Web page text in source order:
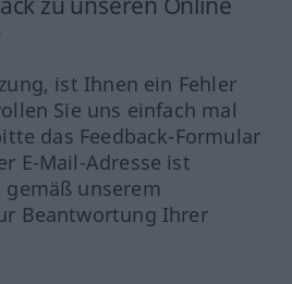
ist Ihnen ein Fehler
Sie uns einfach mal
das Feedback-Formular
E-Mail-Adresse ist
unserem
Beantwortung Ihrer